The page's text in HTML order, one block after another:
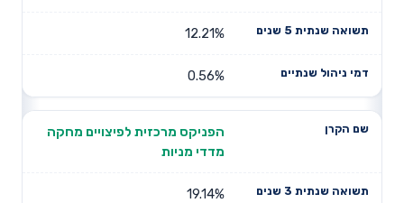
12.21%
0.56%
הפניקס מרכזית לפיצויים מחקה
מדדי מניות
19.14%